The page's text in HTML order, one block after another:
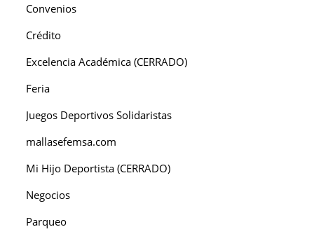
Convenios
Crédito
Excelencia Académica (CERRADO)
Feria
Juegos Deportivos Solidaristas
mallasefemsa.com
Mi Hijo Deportista (CERRADO)
Negocios
Parqueo